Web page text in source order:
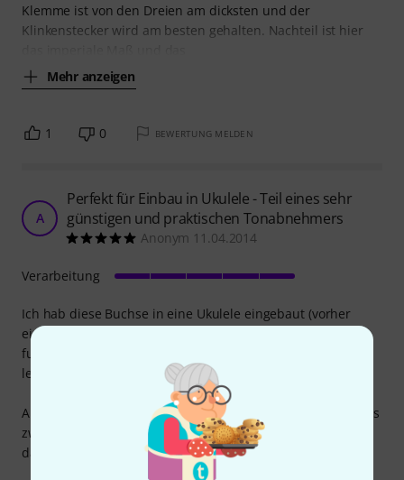
Klemme ist von den Dreien am dicksten und der
Klinkenstecker wird am besten gehalten. Nachteil ist hier
Mehr anzeigen
1 0 BEWERTUNG MELDEN
A
Perfekt für Einbau in Ukulele - Teil eines sehr
günstigen und praktischen Tonabnehmers
Anonym 11.04.2014
Ich hab diese Buchse in eine Ukulele eingebaut (vorher
einen Piezo dran gelötet, gibts billig bei Conrad) und sie
funktioniert perfekt. Sitzt gut, hält das Kabel gut und war
leicht einzubauen.
Allerdings habe ich in anderen Kommentaren gelesen, dass
zwei Muttern mitgeliefert würden, bei mir war nur eine
dabei.
Verarbeitung